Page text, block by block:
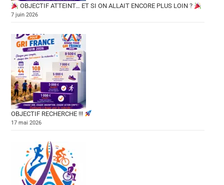
OBJECTIF ATTEINT… ET SI ON ALLAIT ENCORE PLUS LOIN ?
7 juin 2026
OBJECTIF RECHERCHE !!!
17 mai 2026